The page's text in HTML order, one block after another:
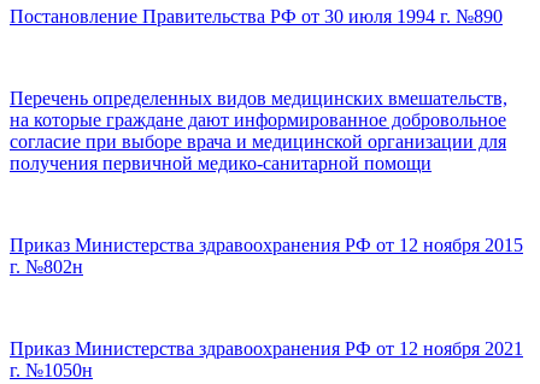
Постановление Правительства РФ от 30 июля 1994 г. №890
Перечень определенных видов медицинских вмешательств,
на которые граждане дают информированное добровольное
согласие при выборе врача и медицинской организации для
получения первичной медико-санитарной помощи
Приказ Министерства здравоохранения РФ от 12 ноября 2015
г. №802н
Приказ Министерства здравоохранения РФ от 12 ноября 2021
г. №1050н